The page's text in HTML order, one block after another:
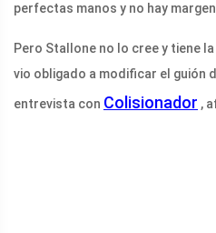
perfectas manos y no hay
Pero Stallone no lo cree y tiene
vio obligado a modificar el guión
entrevista con Colisionador ,